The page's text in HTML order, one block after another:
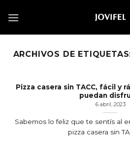
ARCHIVOS DE
Pizza casera sin TACC, fácil y
puedan
6 abril, 2023
Sabemos lo feliz que te sentís al
pizza casera sin